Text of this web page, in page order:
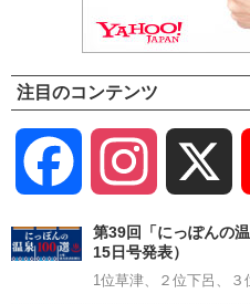
注目のコンテンツ
Facebook Instagram
第39回「にっぽんの
15日号発表）
1位草津、２位下呂、３